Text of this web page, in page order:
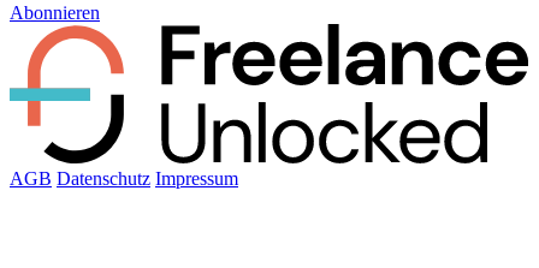
Abonnieren
AGB Datenschutz Impressum